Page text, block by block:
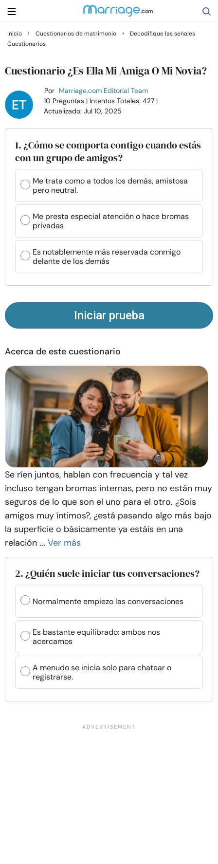
Buscar
Relaciones
Familia
Ayuda
Cursos
Recursos
Comunidad
Idioma
Sobre nosotros Contáctanos Escríbenos
© Copyright 2026. Todos los derechos reservados.
Inicio › Cuestionarios de matrimonio ›
Decodifique las señales
Cuestionarios
Cuestionario ¿Es Ella Mi Amiga O Mi Novia?
Por Marriage.com Editorial Team
10 Preguntas | Intentos Totales: 427 |
Actualizado: Jul 10, 2025
1. ¿Cómo se comporta contigo cuando estás
con un grupo de amigos?
Me trata como a todos los demás, amistosa
pero neutral.
Me presta especial atención o hace bromas
privadas
Es notablemente más reservada conmigo
delante de los demás
Iniciar prueba
Acerca de este cuestionario
Se ríen juntos, hablan con frecuencia y tal vez
incluso tengan bromas internas, pero no están muy
seguros de lo que son el uno para el otro. ¿Sois
amigos muy íntimos?, ¿está pasando algo más bajo
la superficie o básicamente ya estáis en una
relación ... Ver más
2. ¿Quién suele iniciar tus conversaciones?
Normalmente empiezo las conversaciones
Es bastante equilibrado: ambos nos
acercamos
A menudo se inicia solo para chatear o
registrarse.